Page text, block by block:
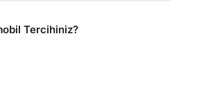
Tercihiniz?